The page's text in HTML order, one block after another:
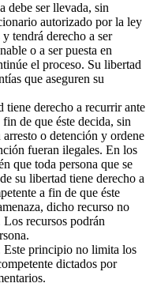
debe ser llevada, sin
autorizado por la ley
tendrá derecho a ser
o a ser puesta en
el proceso. Su libertad
que aseguren su
tiene derecho a recurrir ante
de que éste decida, sin
o detención y ordene
fueran ilegales. En los
que toda persona que se
su libertad tiene derecho a
a fin de que éste
dicho recurso no
recursos podrán
Este principio no limita los
dictados por